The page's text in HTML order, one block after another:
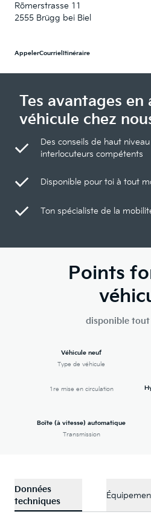
Römerstrasse 11
2555 Brügg bei Biel
AppelerCourriel Itinéraire
Tes avantages en
véhicule chez
Des conseils de haut
interlocuteurs compétents
Disponible pour toi à tout
Ton spécialiste de la
Points
disponible tout
Véhicule neuf
Type de véhicule
1re mise en circulation
Boîte (à vitesse) automatique
Transmission
Données
techniques